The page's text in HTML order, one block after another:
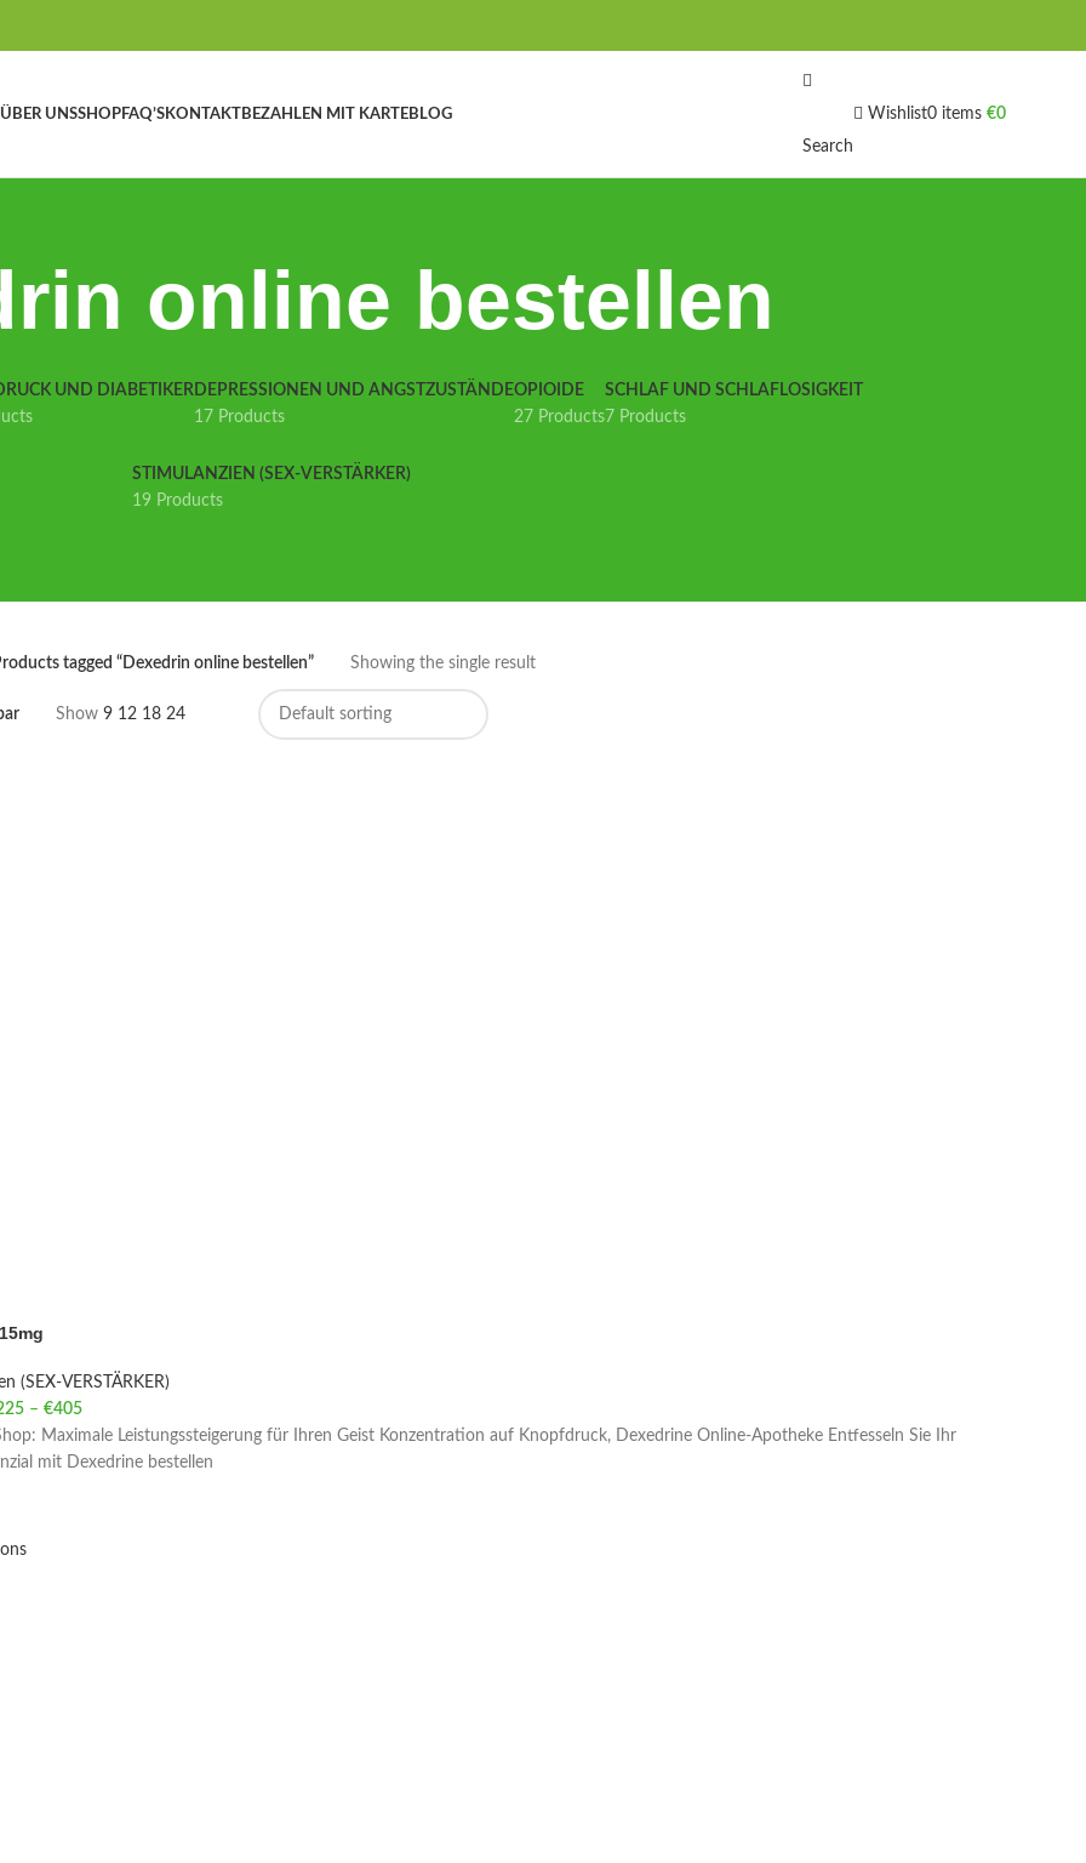
ÜBER UNSSHOPFAQ’SKONTAKTBEZAHLEN MIT KARTEBLOG
Search
Wishlist0 items €0
online bestellen
UND DIABETIKER DEPRESSIONEN UND ANGSTZUSTÄNDE
17 Products
OPIOIDE
27 Products
SCHLAF UND SCHLAFLOSIGKEIT
7 Products
STIMULANZIEN (SEX-VERSTÄRKER)
19 Products
tagged “Dexedrin online bestellen” Showing the single result
Show 9 12 18 24
(SEX-VERSTÄRKER)
– €405Price range: €225 through €405
Maximale Leistungssteigerung für Ihren Geist Konzentration auf Knopfdruck, Dexedrine Online-Apotheke Entfesseln Sie Ihr
mit Dexedrine bestellen